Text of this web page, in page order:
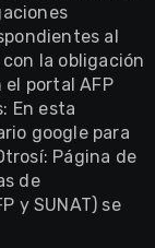
al
la obligación
el portal AFP
En esta
google para
Página de
de
y SUNAT) se